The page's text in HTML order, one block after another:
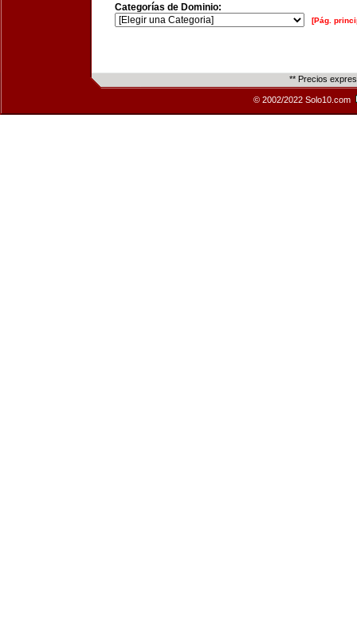
Categorías de Dominio:
[Pág.
** Precios
© 2002/2022 Solo10.com